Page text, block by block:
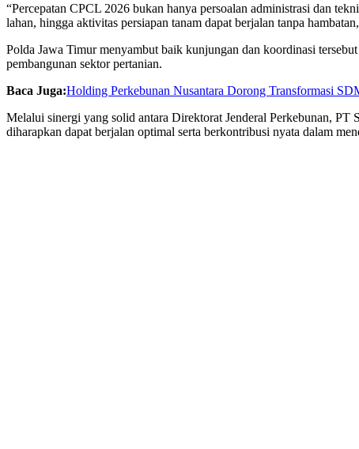
“Percepatan CPCL 2026 bukan hanya persoalan administrasi dan
lahan, hingga aktivitas persiapan tanam dapat berjalan tanpa
Polda Jawa Timur menyambut baik kunjungan dan koordinasi
pembangunan sektor pertanian.
Baca Juga:Holding Perkebunan Nusantara Dorong Transformasi
Melalui sinergi yang solid antara Direktorat Jenderal Perkebunan,
diharapkan dapat berjalan optimal serta berkontribusi nyata dalam